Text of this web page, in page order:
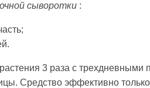
сыворотки :
3 раза с трехдневными
Средство эффективно только